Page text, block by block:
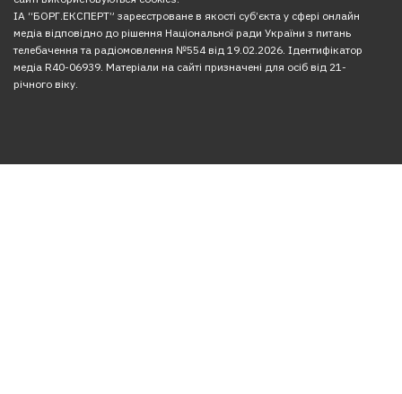
ІА “БОРГ.ЕКСПЕРТ” зареєстроване в якості суб’єкта у сфері онлайн
медіа відповідно до рішення Національної ради України з питань
телебачення та радіомовлення №554 від 19.02.2026. Ідентифікатор
медіа R40-06939. Матеріали на сайті призначені для осіб від 21-
річного віку.